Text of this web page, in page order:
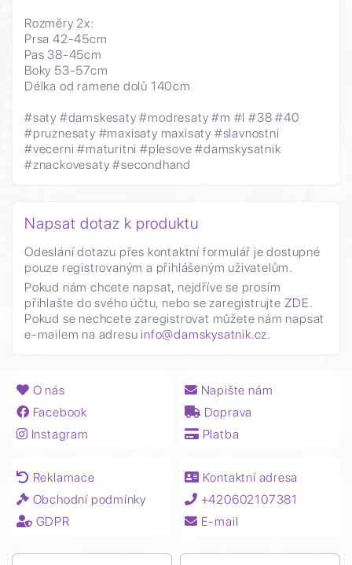
Rozměry 2x:
Prsa 42-45cm
Pas 38-45cm
Boky 53-57cm
Délka od ramene dolů 140cm
#saty #damskesaty #modresaty #m #l #38 #40
#pruznesaty #maxisaty maxisaty #slavnostni
#vecerni #maturitni #plesove #damskysatnik
#znackovesaty #secondhand
Napsat dotaz k produktu
Odeslání dotazu přes kontaktní formulář je dostupné
pouze registrovaným a přihlášeným uživatelům.
Pokud nám chcete napsat, nejdříve se prosím
přihlašte do svého účtu, nebo se zaregistrujte ZDE.
Pokud se nechcete zaregistrovat můžete nám napsat
e-mailem na adresu info@damskysatnik.cz.
O nás
Facebook
Instagram
Napište nám
Doprava
Platba
Reklamace
Obchodní podmínky
GDPR
Kontaktní adresa
+420602107381
E-mail